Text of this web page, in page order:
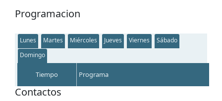
Programacion
Lunes Martes Miércoles Jueves Viernes
Sábado
Domingo
Tiempo Programa
Contactos